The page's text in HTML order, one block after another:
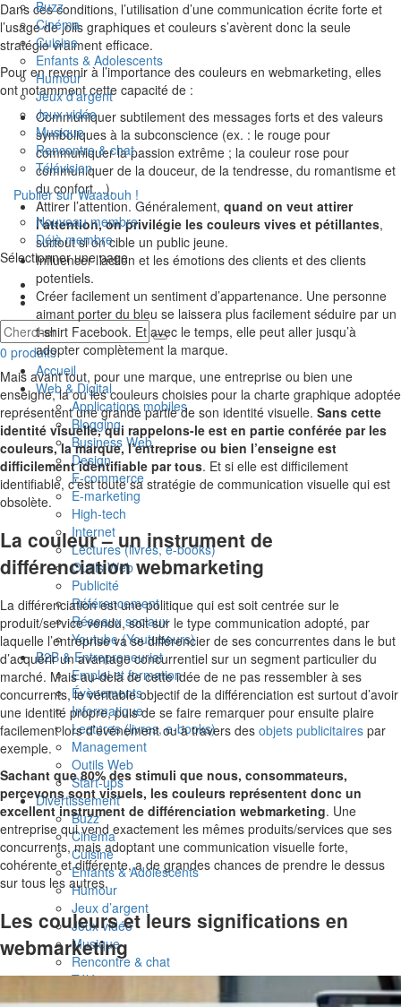
Buzz
Cinéma
Cuisine
Enfants & Adolescents
Humour
Jeux d’argent
Jeux vidéo
Musique
Rencontre & chat
Télévision
Publier sur Waaaouh !
Nouveau membre
Déjà membre
Sélectionner une page
0 produits
Accueil
Web & Digital
Applications mobiles
Blogging
Business Web
Design
E-commerce
E-marketing
High-tech
Internet
Lectures (livres, e-books)
Outils Web
Publicité
Référencement
Réseaux sociaux
Youtube (Youtubeurs)
B2B & Entrepreneuriat
Emploi et formation
Évènements
Informatique
Lectures (livres, e-books)
Management
Outils Web
Start-ups
Divertissement
Buzz
Cinéma
Cuisine
Enfants & Adolescents
Humour
Jeux d’argent
Jeux vidéo
Musique
Rencontre & chat
Télévision
Publier sur Waaaouh !
Dans ces conditions, l’utilisation d’une communication écrite forte et
l’usage de jolis graphiques et couleurs s’avèrent donc la seule
stratégie vraiment efficace.
Pour en revenir à l’importance des couleurs en webmarketing, elles
ont notamment cette capacité de :
Communiquer subtilement des messages forts et des valeurs
symboliques à la subconscience (ex. : le rouge pour
communiquer la passion extrême ; la couleur rose pour
communiquer de la douceur, de la tendresse, du romantisme et
du confort…).
Attirer l’attention. Généralement, quand on veut attirer
l’attention, on privilégie les couleurs vives et pétillantes,
surtout si on cible un public jeune.
Influencer l’action et les émotions des clients et des clients
potentiels.
Créer facilement un sentiment d’appartenance. Une personne
aimant porter du bleu se laissera plus facilement séduire par un
t-shirt Facebook. Et avec le temps, elle peut aller jusqu’à
adopter complètement la marque.
Mais avant tout, pour une marque, une entreprise ou bien une
enseigne, la ou les couleurs choisies pour la charte graphique adoptée
représentent une grande partie de son identité visuelle. Sans cette
identité visuelle, qui rappelons-le est en partie conférée par les
couleurs, la marque, l’entreprise ou bien l’enseigne est
difficilement identifiable par tous. Et si elle est difficilement
identifiable, c’est toute sa stratégie de communication visuelle qui est
obsolète.
La couleur – un instrument de
différenciation webmarketing
La différenciation est une politique qui est soit centrée sur le
produit/service vendu, soit sur le type communication adopté, par
laquelle l’entreprise va se différencier de ses concurrentes dans le but
d’acquérir un avantage concurrentiel sur un segment particulier du
marché. Mais au-delà de cette idée de ne pas ressembler à ses
concurrents, le véritable objectif de la différenciation est surtout d’avoir
une identité propre, puis de se faire remarquer pour ensuite plaire
facilement lors d’événement ou à travers des objets publicitaires par
exemple.
Sachant que 80% des stimuli que nous, consommateurs,
percevons sont visuels, les couleurs représentent donc un
excellent instrument de différenciation webmarketing. Une
entreprise qui vend exactement les mêmes produits/services que ses
concurrents, mais adoptant une communication visuelle forte,
cohérente et différente, a de grandes chances de prendre le dessus
sur tous les autres.
Les couleurs et leurs significations en
webmarketing